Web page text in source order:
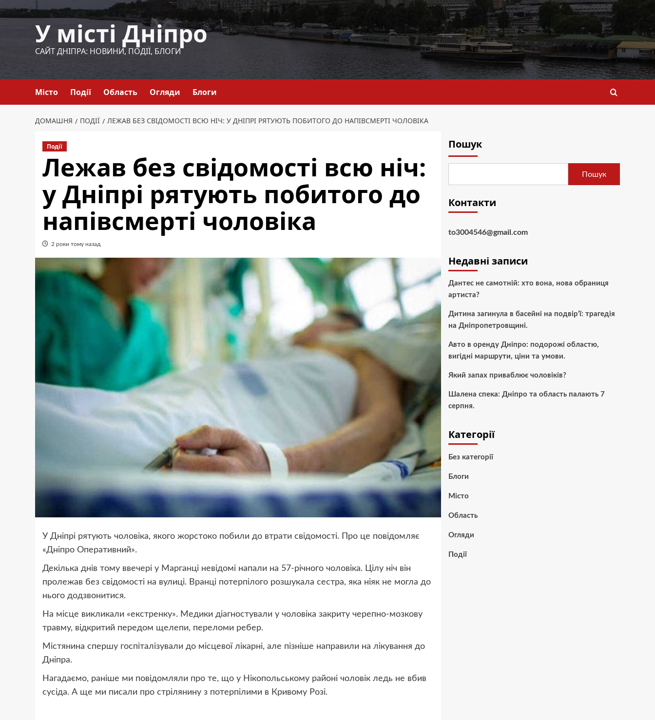
до
У місті Дніпро
САЙТ ДНІПРА: НОВИНИ, ПОДІЇ, БЛОГИ
Місто Події Область Огляди Блоги
ДОМАШНЯ ПОДІЇ ЛЕЖАВ БЕЗ СВІДОМОСТІ ВСЮ НІЧ: У ДНІПРІ РЯТУЮТЬ ПОБИТОГО ДО НАПІВСМЕРТІ ЧОЛОВІКА
Події
Лежав без свідомості всю ніч:
у Дніпрі рятують побитого до
напівсмерті чоловіка
2 роки тому назад
У Дніпрі рятують чоловіка, якого жорстоко побили до втрати свідомості. Про це повідомляє
«Дніпро Оперативний».
Декілька днів тому ввечері у Марганці невідомі напали на 57-річного чоловіка. Цілу ніч він
пролежав без свідомості на вулиці. Вранці потерпілого розшукала сестра, яка ніяк не могла до
нього додзвонитися.
На місце викликали «екстренку». Медики діагностували у чоловіка закриту черепно-мозкову
травму, відкритий передом щелепи, переломи ребер.
Містянина спершу госпіталізували до місцевої лікарні, але пізніше направили на лікування до
Дніпра.
Нагадаємо, раніше ми повідомляли про те, що у Нікопольському районі чоловік ледь не вбив
сусіда. А ще ми писали про стрілянину з потерпілими в Кривому Розі.
Пошук
Пошук
Контакти
to3004546@gmail.com
Недавні записи
Дантес не самотній: хто вона, нова обраниця
артиста?
Дитина загинула в басейні на подвір’ї: трагедія
на Дніпропетровщині.
Авто в оренду Дніпро: подорожі областю,
вигідні маршрути, ціни та умови.
Який запах приваблює чоловіків?
Шалена спека: Дніпро та область палають 7
серпня.
Категорії
Без категорії
Блоги
Місто
Область
Огляди
Події